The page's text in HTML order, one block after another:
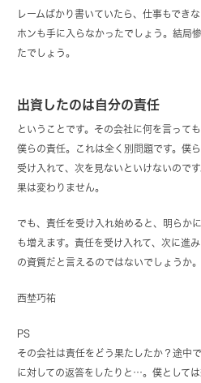
レームばかり書いていたら、仕事もでき
ホンも手に入らなかったでしょう。結局
たでしょう。
出資したのは自分の責任
ということです。その会社に何を言って
僕らの責任。これは全く別問題です。僕
受け入れて、次を見ないといけないので
果は変わりません。
でも、責任を受け入れ始めると、明らか
も増えます。責任を受け入れて、次に進
の資質だと言えるのではないでしょうか。
西埜巧祐
PS
その会社は責任をどう果たしたか？途中
に対しての返答をしたりと…。僕として